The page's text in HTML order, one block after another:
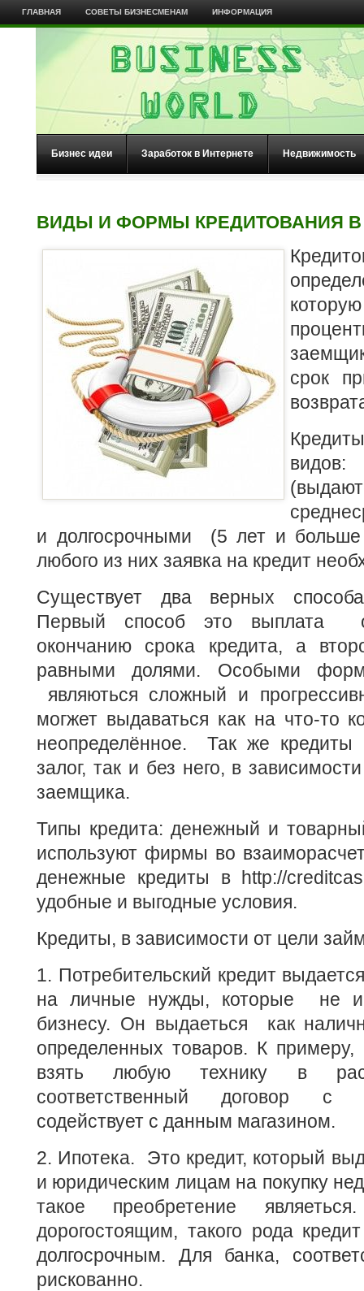
ГЛАВНАЯ СОВЕТЫ БИЗНЕСМЕНАМ ИНФОРМАЦИЯ
Бизнес идеи Заработок в Интернете Недвижимость
ВИДЫ И ФОРМЫ КРЕДИТОВАНИЯ
срок
и долгосрочными (5 лет и
любого из них заявка на кредит
Существует два верных
Первый способ это выплата
окончанию срока кредита, а
равными долями. Особыми
являються сложный и
могжет выдаваться как на что-то
неопределённое. Так же кредиты
залог, так и без него, в
заемщика.
Типы кредита: денежный и
используют фирмы во
денежные кредиты в http://
удобные и выгодные условия.
Кредиты, в зависимости от цели
1. Потребительский кредит
на личные нужды, которые не
бизнесу. Он выдаеться как
определенных товаров. К
взять любую технику в
соответственный договор с
содействует с данным магазином.
2. Ипотека. Это кредит, который
и юридическим лицам на покупку
такое преобретение
дорогостоящим, такого рода
долгосрочным. Для банка,
рискованно.